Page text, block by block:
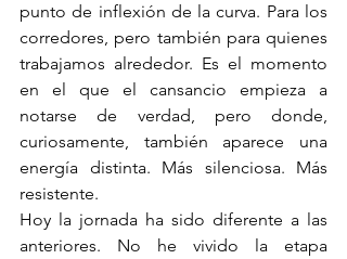
punto de inflexión de la curva. Para los
corredores, pero también para quienes
trabajamos alrededor. Es el momento
en el que el cansancio empieza a
notarse de verdad, pero donde,
curiosamente, también aparece una
energía distinta. Más silenciosa. Más
resistente.
Hoy la jornada ha sido diferente a las
anteriores. No he vivido la etapa